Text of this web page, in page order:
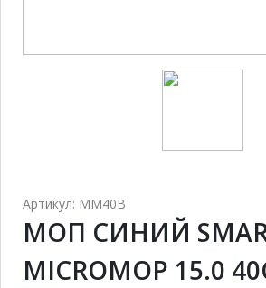
Артикул: MM40B
МОП СИНИЙ
MICROMOP 15.0